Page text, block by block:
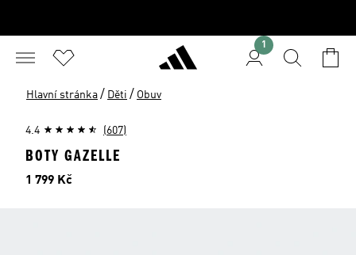
1
Hlavní stránka / Děti / Obuv
4.4 (607)
BOTY GAZELLE
Cena
1 799 Kč